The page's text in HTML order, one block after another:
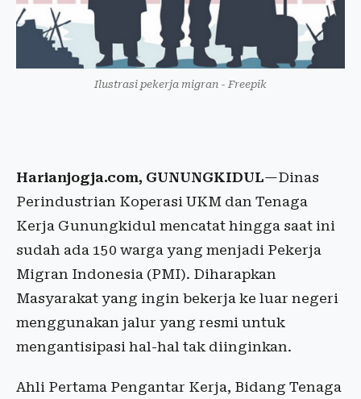
Ilustrasi pekerja migran - Freepik
Harianjogja.com, GUNUNGKIDUL—Dinas
Perindustrian Koperasi UKM dan Tenaga
Kerja Gunungkidul mencatat hingga saat ini
sudah ada 150 warga yang menjadi Pekerja
Migran Indonesia (PMI). Diharapkan
Masyarakat yang ingin bekerja ke luar negeri
menggunakan jalur yang resmi untuk
mengantisipasi hal-hal tak diinginkan.
Ahli Pertama Pengantar Kerja, Bidang Tenaga